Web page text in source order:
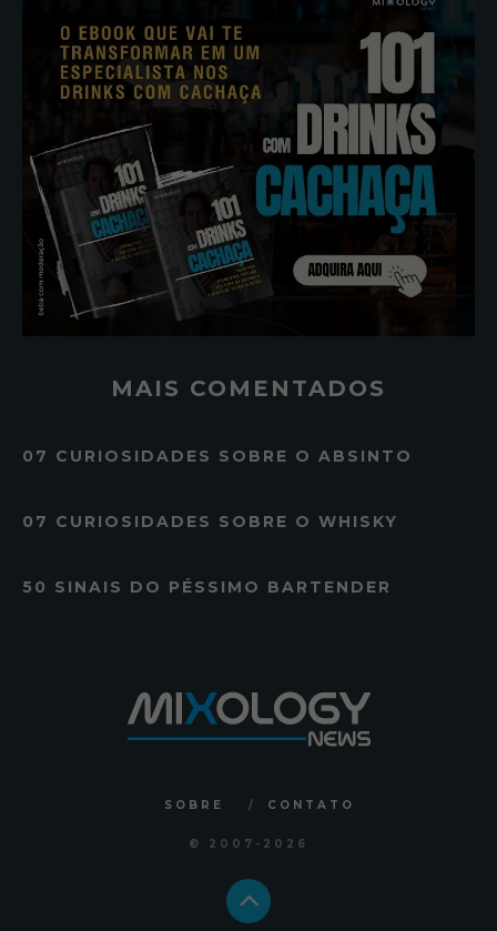
MAIS COMENTADOS
07 CURIOSIDADES SOBRE O ABSINTO
07 CURIOSIDADES SOBRE O WHISKY
50 SINAIS DO PÉSSIMO BARTENDER
SOBRE CONTATO
© 2007 -2026